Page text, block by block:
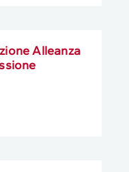
Alleanza